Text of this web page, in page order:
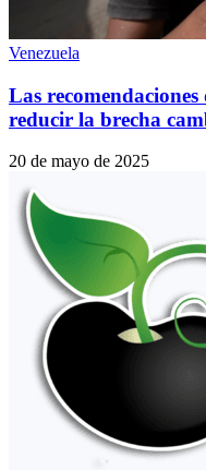
Venezuela
Las
reducir la brecha
20 de mayo de 2025